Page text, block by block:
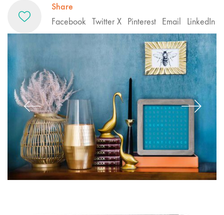
Share
Facebook Twitter X Pinterest Email LinkedIn